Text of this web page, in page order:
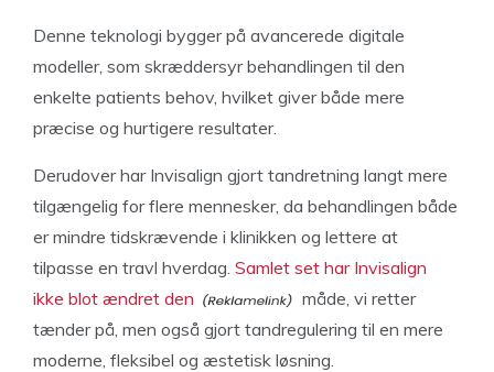
Denne teknologi bygger på avancerede digitale
modeller, som skræddersyr behandlingen til den
enkelte patients behov, hvilket giver både mere
præcise og hurtigere resultater.
Derudover har Invisalign gjort tandretning langt mere
tilgængelig for flere mennesker, da behandlingen både
er mindre tidskrævende i klinikken og lettere at
tilpasse en travl hverdag. Samlet set har Invisalign
ikke blot ændret den
måde, vi retter
tænder på, men også gjort tandregulering til en mere
moderne, fleksibel og æstetisk løsning.